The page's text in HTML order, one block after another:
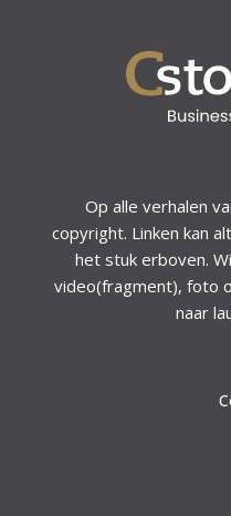
Op alle verhalen
copyright. Linken kan
het stuk erboven.
video(fragment), foto
naar